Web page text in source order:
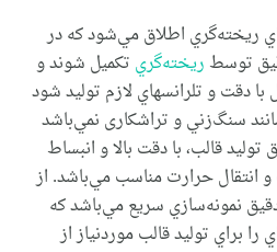
ريخته‌گري اطلاق مي‌شود كه در
توسط ريخته‌گري تكميل شوند و
دقت و تلرانسهاي لازم توليد شود
سنگ‌زني و تراشكاری نمي‌باشد
قالب‌، با دقت بالا و انبساط
حرارت مناسب مي‌باشد. از
نمونه‌سازي سريع مي‌باشد كه
براي توليد قالب موردنياز از